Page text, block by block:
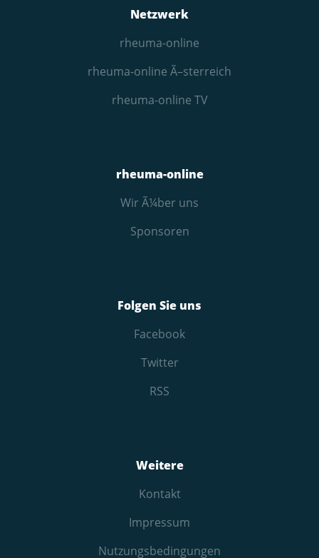
Netzwerk
rheuma-online
rheuma-online Ã–sterreich
rheuma-online TV
rheuma-online
Wir Ã¼ber uns
Sponsoren
Folgen Sie uns
Facebook
Twitter
RSS
Weitere
Kontakt
Impressum
Nutzungs­bedingungen